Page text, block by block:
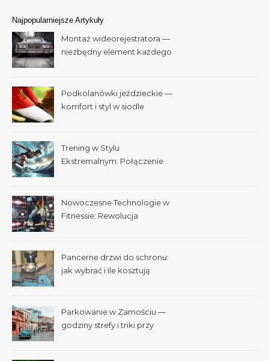
Najpopularniejsze Artykuły
Montaż wideorejestratora —
niezbędny element każdego
Podkolanówki jeździeckie —
komfort i styl w siodle
Trening w Stylu
Ekstremalnym: Połączenie
Nowoczesne Technologie w
Fitnessie: Rewolucja
Pancerne drzwi do schronu:
jak wybrać i ile kosztują
Parkowanie w Zamościu —
godziny strefy i triki przy